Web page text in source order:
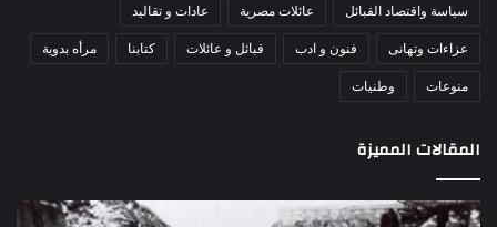
سياسة واقتصاد القبائل عائلات مصرية عادات و تقاليد
عزاءات وتهانى فنون و ادب قبائل و عائلات كتابنا مرأه بدوية
منوعات وطنيات
المقالات المميزة
اللواء